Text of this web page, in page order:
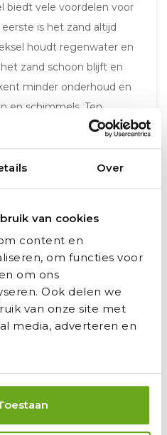
Over
van cookies
content en
om functies voor
om ons
Ook delen we
van onze site met
media, adverteren en
biedt vele voordelen voor
is het zand altijd
houdt regenwater en
zand schoon blijft en
minder onderhoud en
en schimmels. Ten
met deksel een veilige
Het deksel
betreden
niet per ongeluk in de
een gemakkelijke
niet in de zandbak
worden gesloten
te houden.
tijd van de
van
gemaakt van duurzaam
hout is behandeld